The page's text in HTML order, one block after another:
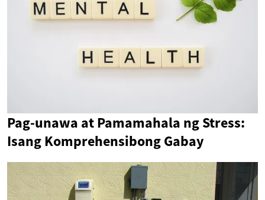
Pag-unawa at Pamamahala ng Stress:
Isang Komprehensibong Gabay